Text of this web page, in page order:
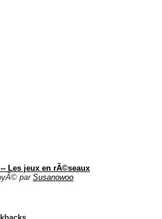
Les jeux en rÃ©seaux
parSusanowoo